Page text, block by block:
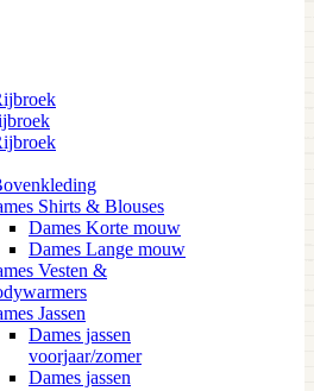
Shirts & Blouses
Dames Korte mouw
Dames Lange mouw
Vesten &
Jassen
Dames jassen
voorjaar/zomer
Dames jassen